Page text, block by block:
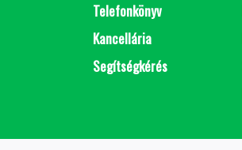
Telefonkönyv
Kancellária
Segítségkérés